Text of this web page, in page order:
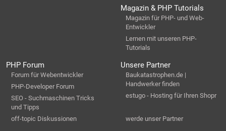
Magazin & PHP Tutorials
Magazin für PHP- und Web-
Entwickler
Lernen mit unseren PHP-
Tutorials
PHP Forum
Forum für Webentwickler
PHP-Developer Forum
SEO - Suchmaschinen Tricks
und Tipps
off-topic Diskussionen
Unsere Partner
Baukatastrophen.de |
Handwerker finden
estugo - Hosting für Ihren Shopr
werde unser Partner